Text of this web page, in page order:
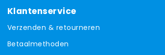
Klantenservice
Verzenden & retourneren
Betaalmethoden